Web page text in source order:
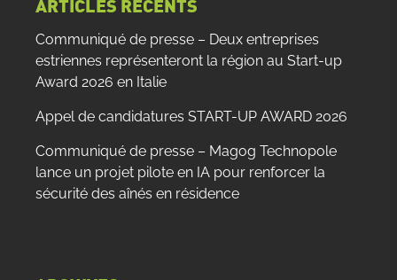
ARTICLES RÉCENTS
Communiqué de presse – Deux entreprises
estriennes représenteront la région au Start-up
Award 2026 en Italie
Appel de candidatures START-UP AWARD 2026
Communiqué de presse – Magog Technopole
lance un projet pilote en IA pour renforcer la
sécurité des aînés en résidence